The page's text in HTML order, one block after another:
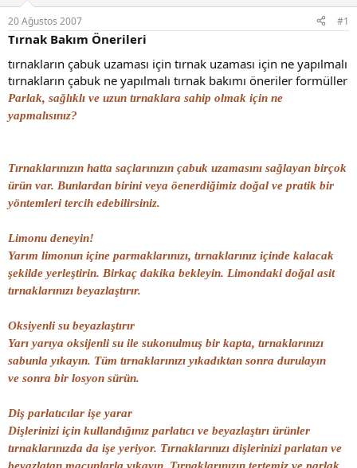
u
b
a
l
a
t
a
g
ı
ç
a
r
i
h
20 Ağustos 2007 #1
Tırnak Bakım Önerileri
tırnakların çabuk uzaması için tırnak uzaması için ne yapılmalı
tırnakların çabuk ne yapılmalı tırnak bakımı öneriler formüller
Parlak, sağlıklı ve uzun tırnaklara sahip olmak için ne
yapmalısınız?
Tırnaklarınızın hatta saçlarınızın çabuk uzamasını sağlayan birçok
ürün var. Bunlardan birini veya öenerdiğimiz doğal ve pratik bir
yöntemleri tercih edebilirsiniz.
Limonu deneyin!
Yarım limonun içine parmaklarınızı, tırnaklarınız içinde kalacak
şekilde yerleştirin. Birkaç dakika bekleyin. Limondaki doğal asit
tırnaklarınızı beyazlaştırır.
Oksiyenli su beyazlaştırır
Yarı yarıya oksijenli su ile sukonulmuş bir kapta, tırnaklarınızı
sabunla yıkayın. Tüm tırnaklarınızı yıkadıktan sonra durulayın
ve sonra bir losyon sürün.
Diş parlatıcılar işe yarar
Dişlerinizi için kullandığınız parlatıcı ve beyazlaştırı ürünler
tırnaklarınızda da işe yeriyor. Tırnaklarınızı dişlerinizi parlatan ve
beyazlatan macunlarla yıkayın. Tırnaklarınızın tertemiz ve parlak